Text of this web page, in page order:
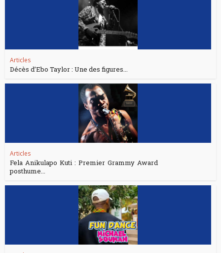
Articles
Décès d’Ebo Taylor : Une des figures...
Articles
Fela Anikulapo Kuti : Premier Grammy Award
posthume...